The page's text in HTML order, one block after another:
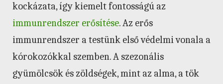
kockázata, így kiemelt fontosságú az
immunrendszer erősítése. Az erős
immunrendszer a testünk első védelmi vonala a
kórokozókkal szemben. A szezonális
gyümölcsök és zöldségek, mint az alma, a tök